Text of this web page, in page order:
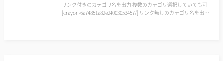
リンク付きのカテゴリ名を出力 複数のカテゴリ選択していても可
[crayon-6a74851a82e24003053457/] リンク無しのカテゴリ名を出力